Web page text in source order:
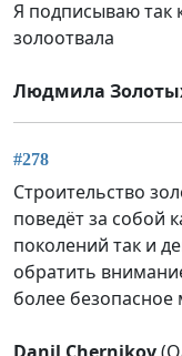
Я подписываю так
золоотвала
Людмила
#278
Строительство
поведёт за собой
поколений так и
обратить
более безопасное